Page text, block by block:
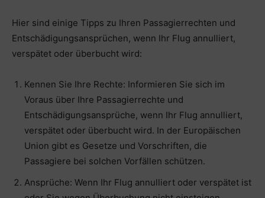
Hier sind einige Tipps zu Ihren Passagierrechten und
Entschädigungsansprüchen, wenn Ihr Flug annulliert,
verspätet oder überbucht wird:
Kennen Sie Ihre Rechte: Informieren Sie sich im
Voraus über Ihre Passagierrechte und
Entschädigungsansprüche, wenn Ihr Flug annulliert,
verspätet oder überbucht wird. In der Europäischen
Union gibt es Gesetze und Vorschriften, die
Passagiere bei solchen Vorfällen schützen.
Ansprüche: Wenn Ihr Flug annulliert oder verspätet ist